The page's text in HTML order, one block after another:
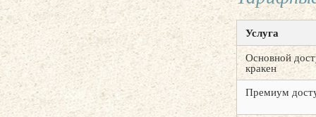
Услуга
Основной
кракен
Премиум